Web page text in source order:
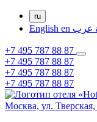
ru
English en
+7 495 787 88 87
+7 495 787 88 87
+7 495 787 88 87
+7 495 787 88 87
Москва, ул. Тверская,